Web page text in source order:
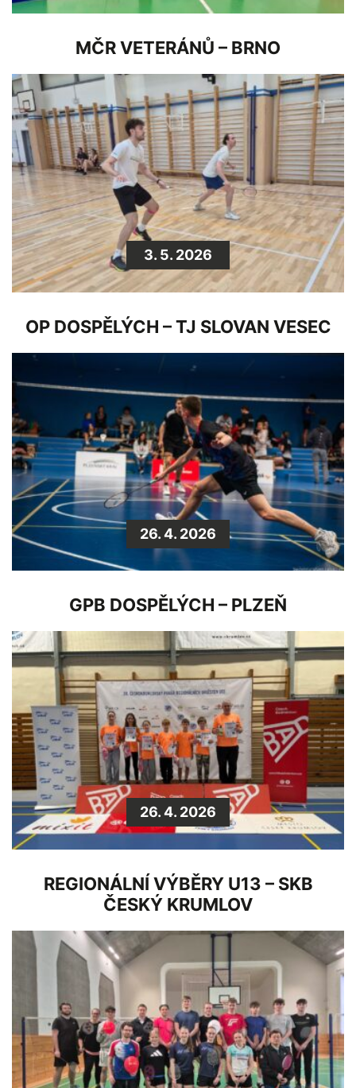
MČR VETERÁNŮ – BRNO
3. 5. 2026
OP DOSPĚLÝCH – TJ SLOVAN VESEC
26. 4. 2026
GPB DOSPĚLÝCH – PLZEŇ
26. 4. 2026
REGIONÁLNÍ VÝBĚRY U13 – SKB
ČESKÝ KRUMLOV